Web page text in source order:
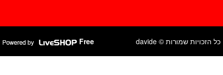
כל הזכויות שמורות © davide Free